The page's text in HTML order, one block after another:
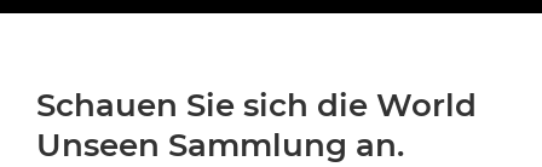
Schauen Sie sich die World
Unseen Sammlung an.